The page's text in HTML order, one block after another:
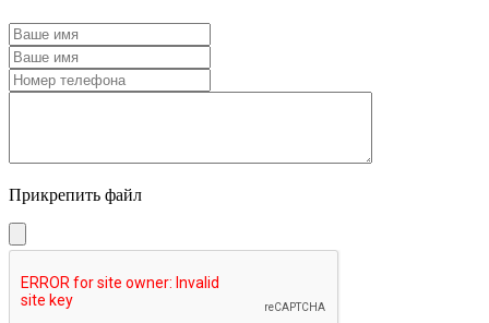
Прикрепить файл